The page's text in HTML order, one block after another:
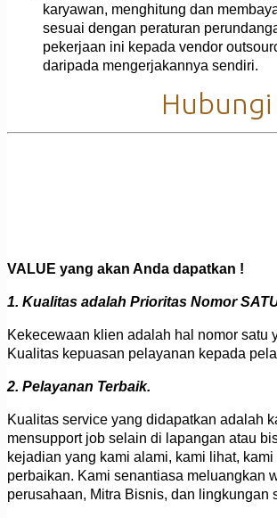
karyawan, menghitung dan
sesuai dengan peraturan
pekerjaan ini kepada vendor
daripada mengerjakannya sendiri.
Hubungi
VALUE yang akan Anda dapatkan !
1. Kualitas adalah Prioritas Nomor
Kekecewaan klien adalah hal nomor
Kualitas kepuasan pelayanan kepada
2. Pelayanan Terbaik.
Kualitas service yang didapatkan adalah
mensupport job selain di lapangan atau
kejadian yang kami alami, kami lihat,
perbaikan. Kami senantiasa meluangkan
perusahaan, Mitra Bisnis, dan lingkungan